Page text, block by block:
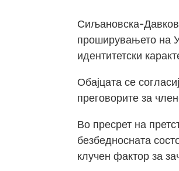
Сиљановска-
проширувањето на
идентитетски
Обајцата се
преговорите за
Во пресрет на
безбедносната
клучен фактор за